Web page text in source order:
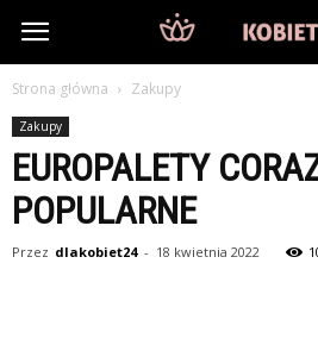
DlaKobiet24.pl
Strona główna Zakupy
Zakupy
EUROPALETY
POPULARNE
Przez dlakobiet24 - 18 kwietnia 2022